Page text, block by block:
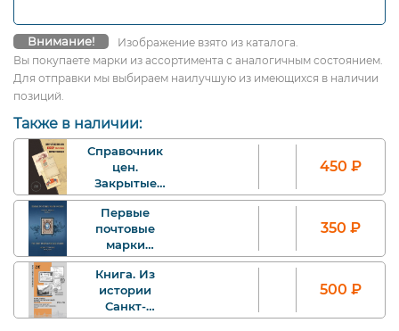
Внимание!
Изображение взято из каталога.
Вы покупаете марки из ассортимента с аналогичным состоянием.
Для отправки мы выбираем наилучшую из имеющихся в наличии
позиций.
Также в наличии:
Справочник
цен.
Закрытые
письма СССР.
1941-1945.
450 ₽
Первые
почтовые
марки
России.
История
выпуска.
350 ₽
Книга. Из
истории
Санкт-
Петербургской
500 ₽